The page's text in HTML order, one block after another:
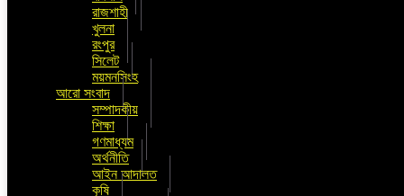
রাজশাহী
খুলনা
রংপুর
সিলেট
ময়মনসিংহ
আরো সংবাদ
সম্পাদকীয়
শিক্ষা
গণমাধ্যম
অর্থনীতি
আইন আদালত
কৃষি